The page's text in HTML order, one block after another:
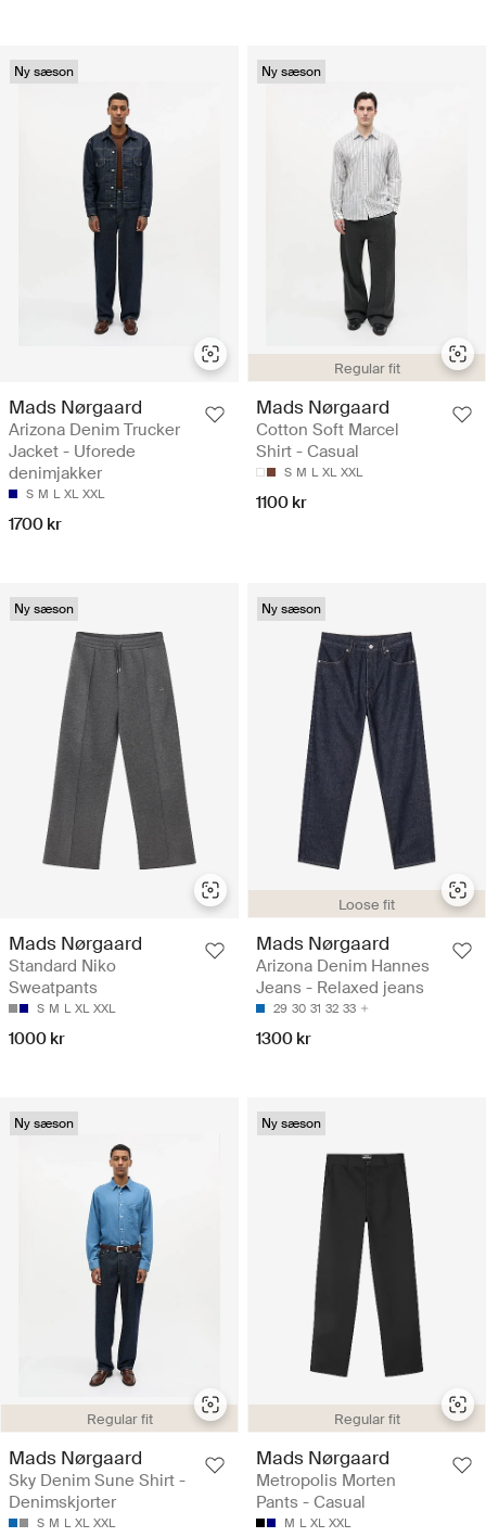
Ny sæson
Mads Nørgaard
Arizona Denim Trucker
Jacket - Uforede
denimjakker
S M L XL XXL
1700 kr
Regular fit
Ny sæson
Mads Nørgaard
Cotton Soft Marcel
Shirt - Casual
S M L XL XXL
1100 kr
Ny sæson
Mads Nørgaard
Standard Niko
Sweatpants
S M L XL XXL
1000 kr
Loose fit
Ny sæson
Mads Nørgaard
Arizona Denim Hannes
Jeans - Relaxed jeans
29 30 31 32 33
1300 kr
Regular fit
Ny sæson
Mads Nørgaard
Sky Denim Sune Shirt -
Denimskjorter
S M L XL XXL
Regular fit
Ny sæson
Mads Nørgaard
Metropolis Morten
Pants - Casual
M L XL XXL